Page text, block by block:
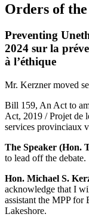
Orders of
Preventing
2024 sur la
à l’éthique
Mr. Kerzner moved
Bill 159, An Act to
Act, 2019 / Projet de
services provinciaux
The Speaker (Hon.
to lead off the debate.
Hon. Michael S.
acknowledge that I
assistant the MPP
Lakeshore.